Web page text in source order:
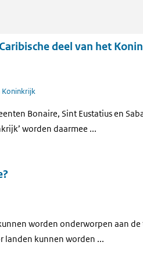
deel van het
Koninkrijk
Bonaire, Sint Eustatius en
worden daarmee ...
worden onderworpen aan
landen kunnen worden ...